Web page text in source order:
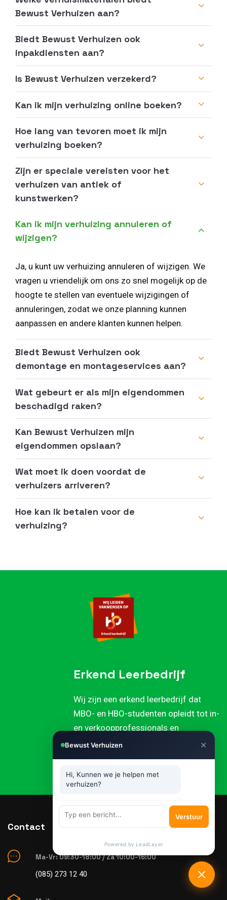
Bewust Verhuizen aan?
Biedt Bewust Verhuizen ook
inpakdiensten aan?
Is Bewust Verhuizen verzekerd?
Kan ik mijn verhuizing online boeken?
Hoe lang van tevoren moet ik mijn
verhuizing boeken?
Zijn er speciale vereisten voor het
verhuizen van antiek of
kunstwerken?
Kan ik mijn verhuizing annuleren of
wijzigen?
Ja, u kunt uw verhuizing annuleren of wijzigen. We
vragen u vriendelijk om ons zo snel mogelijk op de
hoogte te stellen van eventuele wijzigingen of
annuleringen, zodat we onze planning kunnen
aanpassen en andere klanten kunnen helpen.
Biedt Bewust Verhuizen ook
demontage en montageservices aan?
Wat gebeurt er als mijn eigendommen
beschadigd raken?
Kan Bewust Verhuizen mijn
eigendommen opslaan?
Wat moet ik doen voordat de
verhuizers arriveren?
Hoe kan ik betalen voor de
verhuizing?
Erkend Leerbedrijf
Wij zijn een erkend leerbedrijf dat
MBO- en HBO-studenten opleidt tot in-
en verkoopprofessionals en
administratieve krachten. Bovendien
gecertificeerde medewerkers.
Contact
Ma-Vr: 09:30-18:00 / Za 10:00-16:00
(085) 273 12 40
Bewust Verhuizen ✕
Hi, Kunnen we je helpen met
verhuizen?
Verstuur
Powered by LeadLayer